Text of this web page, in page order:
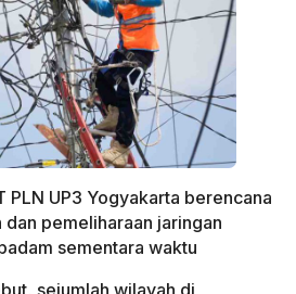
PLN UP3 Yogyakarta berencana
pemeliharaan jaringan
sementara waktu